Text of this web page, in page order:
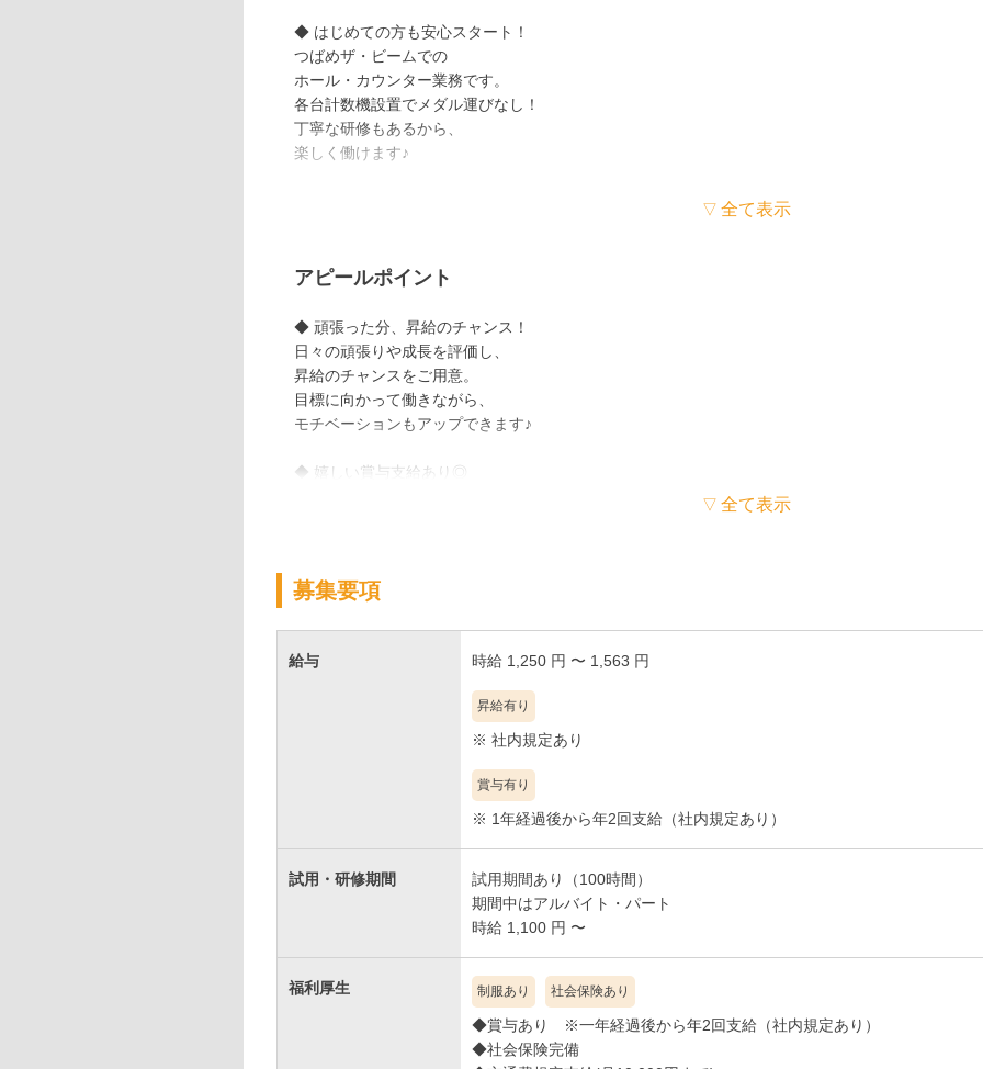
◆ はじめての方も安心スタート！
つばめザ・ビームでの
ホール・カウンター業務です。
各台計数機設置でメダル運びなし！
丁寧な研修もあるから、
楽しく働けます♪
お客様とのふれあいで、
明るい対応が活かせます☆
◆ 働きやすい職場環境が魅力！
スタッフ同士も仲が良く、
フォロー体制が充実しています。
自分のペースで働けますよ◎
全て表示
アピールポイント
◆ 頑張った分、昇給のチャンス！
日々の頑張りや成長を評価し、
昇給のチャンスをご用意。
目標に向かって働きながら、
モチベーションもアップできます♪
◆ 嬉しい賞与支給あり◎
オシャレを楽しみながら、
自分らしさを大切にできます。
働くのがもっと楽しくなりますよ♪
全て表示
募集要項
給与 時給 1,250 円 〜 1,563 円
昇給有り
社内規定あり
賞与有り
1年経過後から年2回支給（社内規定あり）
試用・研修期間
試用期間あり（100時間）
期間中はアルバイト・パート
福利厚生 制服あり 社会保険あり
◆賞与あり ※一年経過後から年2回支給（社内規定あり）
◆社会保険完備